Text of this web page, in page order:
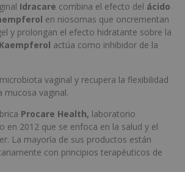
Idracare combina el efecto del ácido
en niosomas que oncrementan
y prolongan el efecto hidratante sobre la
Kaempferol actúa como inhibidor de la
vaginal y recupera la flexibilidad
mucosa vaginal.
Procare Health, laboratorio
en 2012 que se enfoca en la salud y el
La mayoría de sus productos están
con principios terapéuticos de